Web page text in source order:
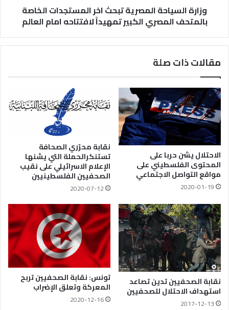
وزارة السياحة المصرية تبحث اخر المستجدات الخاصة
بالمتحف المصري الكبير تمهيداً لافتتاحه امام العالم
مقالات ذات صلة
الاحتلال يشن حربا على
المحتوى الفلسطيني على
مواقع التواصل الاجتماعي
2020-01-19
نقابة محرّري الصحافة
تستنكرالحملة التي يشنها
الإعلام الاسرائيلي على نقيب
الصحفيين الفلسطينيين
2020-07-12
نقابة الصحفيين تدين تصاعد
استهداف الاحتلال للصحفيين
2017-12-13
تونس: نقابة الصحفيين تربح
المعركة وتعلق الإضراب
2020-12-16